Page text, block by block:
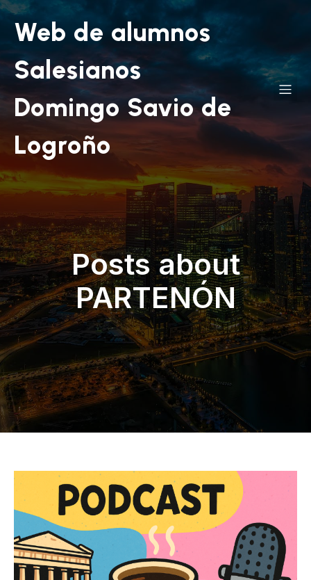
Web de alumnos
Salesianos
Domingo Savio de
Logroño
Posts about
PARTENÓN